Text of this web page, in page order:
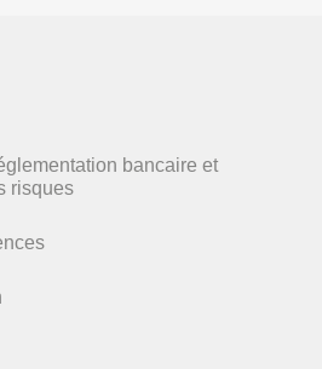
bancaire et
risques